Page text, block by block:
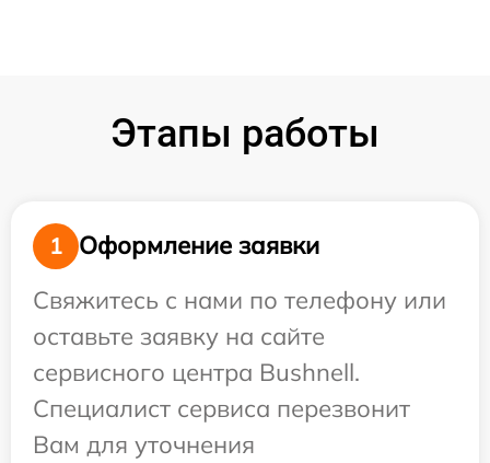
Этапы работы
1
Оформление заявки
Свяжитесь с нами по телефону или
оставьте заявку на сайте
сервисного центра Bushnell.
Специалист сервиса перезвонит
Вам для уточнения